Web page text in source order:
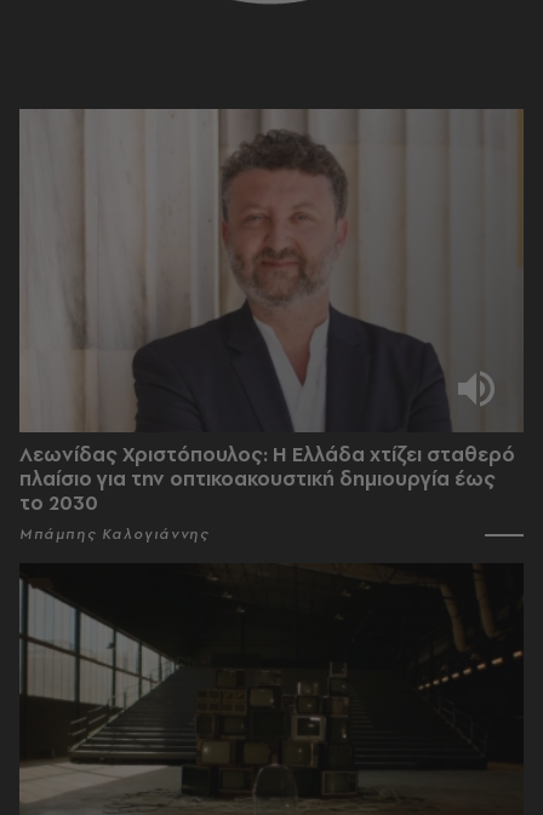
Λεωνίδας Χριστόπουλος: Η Ελλάδα χτίζει σταθερό
πλαίσιο για την οπτικοακουστική δημιουργία έως
το 2030
Μπάμπης Καλογιάννης